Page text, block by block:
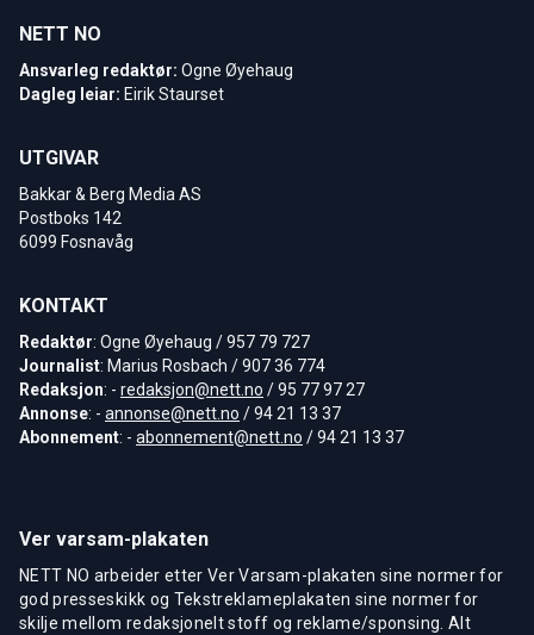
NETT NO
Ansvarleg redaktør: Ogne Øyehaug
Dagleg leiar: Eirik Staurset
UTGIVAR
Bakkar & Berg Media AS
Postboks 142
6099 Fosnavåg
KONTAKT
Redaktør: Ogne Øyehaug / 957 79 727
Journalist: Marius Rosbach / 907 36 774
Redaksjon: - redaksjon@nett.no / 95 77 97 27
Annonse: - annonse@nett.no / 94 21 13 37
Abonnement: - abonnement@nett.no / 94 21 13 37
Ver varsam-plakaten
NETT NO arbeider etter Ver Varsam-plakaten sine normer for
god presseskikk og Tekstreklameplakaten sine normer for
skilje mellom redaksjonelt stoff og reklame/sponsing. Alt